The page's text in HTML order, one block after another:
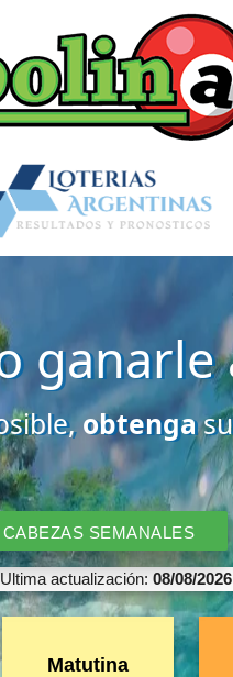
obtenga
CABEZAS SEMANALES
actualización: 08/08/
Matutina